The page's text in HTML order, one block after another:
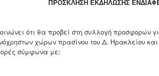
ΠΡΟΣΚΛΗΣΗ ΕΚΔΗΛΩΣΗΣ
ότι θα προβεί στη συλλογή προσφορών
χώρων πρασίνου του Δ. Ηρακλείου
σύμφωνα με: